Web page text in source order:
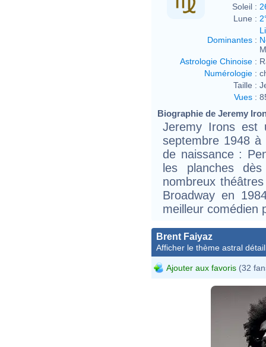
Soleil :
Lune :
Dominantes :
Astrologie Chinoise :
Numérologie :
Taille :
Vues :
Biographie de Jeremy
Jeremy Irons est
septembre 1948
de naissance :
les planches
nombreux
Broadway en
meilleur comédien
Brent Faiyaz
Afficher le thème astral
Ajouter aux favoris (32